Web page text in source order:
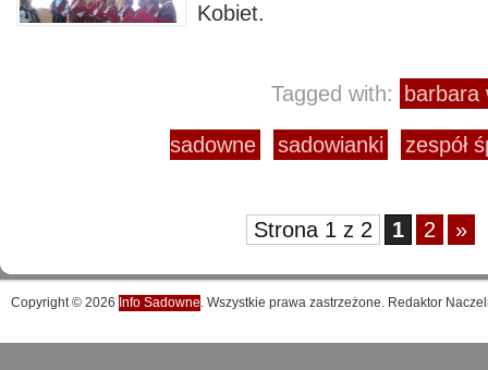
Kobiet.
Tagged with: barbara
sadowne sadowianki zespół
Strona 1 z 2 1 2 »
Copyright © 2026 Info Sadowne. Wszystkie prawa zastrzeżone. Redaktor